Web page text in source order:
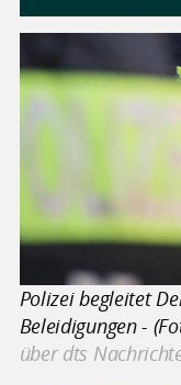
Polizei begleitet
Beleidigungen -
über dts